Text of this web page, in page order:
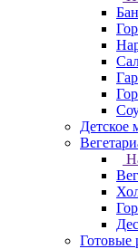
Детское
Готовые